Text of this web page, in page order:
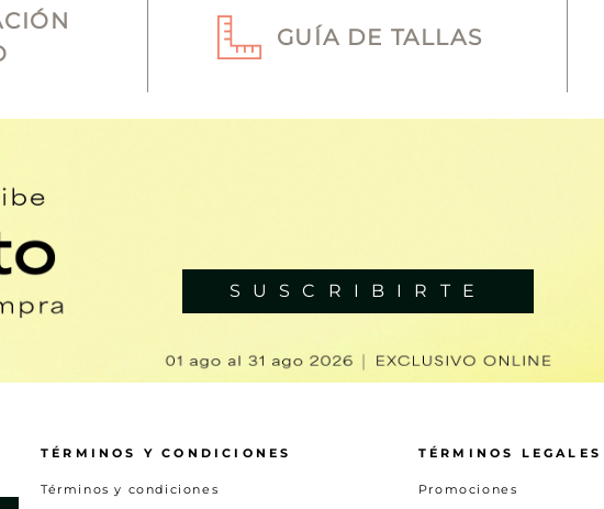
que más te gusten y realiza tu pedido en línea!
GUÍA DE TALLAS
SUSCRIBIRTE
TÉRMINOS Y CONDICIONES
Términos y condiciones
TÉRMINOS LEGALES
Promociones